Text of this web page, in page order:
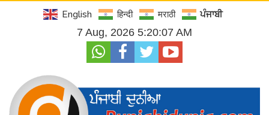
English हिन्दी मराठी ਪੰਜਾਬੀ
7 Aug, 2026 5:20:09 AM